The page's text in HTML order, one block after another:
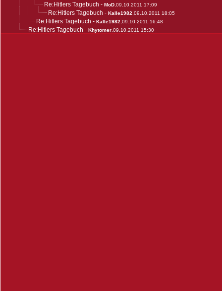
Re:Hitlers Tagebuch - MoD ,09.10.2011 17:09
Re:Hitlers Tagebuch - Kalle1982 ,09.10.2011 18:05
Re:Hitlers Tagebuch - Kalle1982 ,09.10.2011 16:48
Re:Hitlers Tagebuch - Khytomer ,09.10.2011 15:30